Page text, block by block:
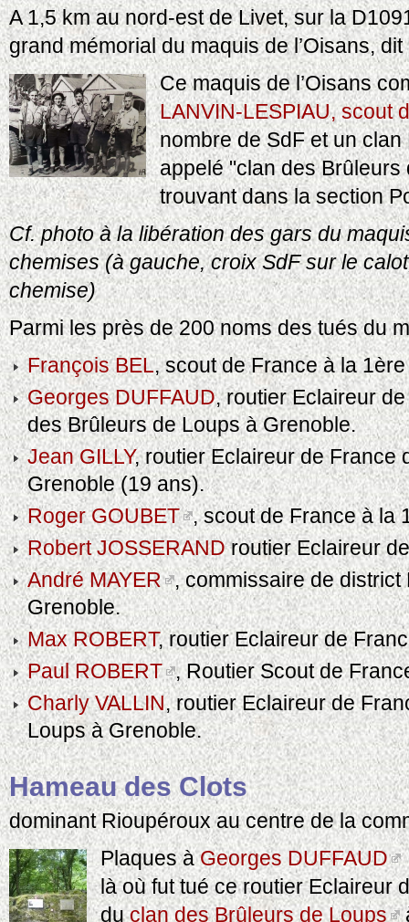
A 1,5 km au nord-est de Livet, sur la
grand mémorial du maquis de l’Oisans,
Ce maquis de l’Oisans
LANVIN-LESPIAU, scout
nombre de SdF et un
appelé "clan des
trouvant dans la section
Cf. photo à la libération des gars du
chemises (à gauche, croix SdF sur le
chemise)
Parmi les près de 200 noms des tués du
François BEL, scout de France à la
Georges DUFFAUD, routier Eclaireur
des Brûleurs de Loups à Grenoble.
Jean GILLY, routier Eclaireur de France
Grenoble (19 ans).
Roger GOUBET , scout de France à la
Robert JOSSERANDroutier Eclaireur
André MAYER , commissaire de
Grenoble.
Max ROBERT, routier Eclaireur de
Paul ROBERT , Routier Scout de
Charly VALLIN, routier Eclaireur de
Loups à Grenoble.
Hameau des Clots
dominant Rioupéroux au centre de la
Plaques àGeorges DUFFAUD
là où fut tué ce routier Eclaireur
duclan des Brûleurs de Loups